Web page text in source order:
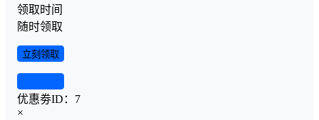
领取时间
随时领取
立刻领取
优惠劵ID： 7
×